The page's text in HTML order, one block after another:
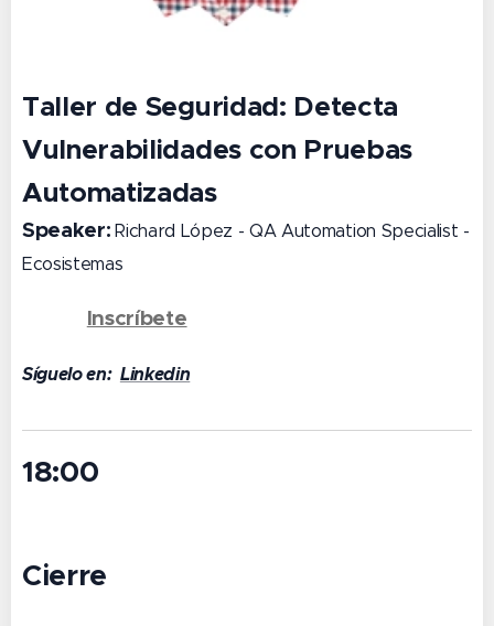
Taller de Seguridad: Detecta
Vulnerabilidades con Pruebas
Automatizadas
Speaker: Richard López - QA Automation Specialist -
Ecosistemas
Inscríbete
Síguelo en: Linkedin
18:00
Cierre